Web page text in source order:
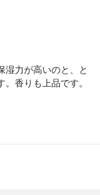
湿力が高いのと、と
香りも上品です。